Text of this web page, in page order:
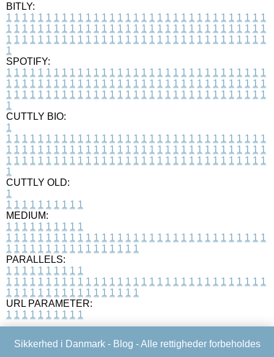
BITLY:
1 1 1 1 1 1 1 1 1 1 1 1 1 1 1 1 1 1 1 1 1 1 1 1 1 1 1 1 1 1 1 1 1
1 1 1 1 1 1 1 1 1 1 1 1 1 1 1 1 1 1 1 1 1 1 1 1 1 1 1 1 1 1 1 1 1
1 1 1 1 1 1 1 1 1 1 1 1 1 1 1 1 1 1 1 1 1 1 1 1 1 1 1 1 1 1 1 1 1
1
SPOTIFY:
1 1 1 1 1 1 1 1 1 1 1 1 1 1 1 1 1 1 1 1 1 1 1 1 1 1 1 1 1 1 1 1 1
1 1 1 1 1 1 1 1 1 1 1 1 1 1 1 1 1 1 1 1 1 1 1 1 1 1 1 1 1 1 1 1 1
1 1 1 1 1 1 1 1 1 1 1 1 1 1 1 1 1 1 1 1 1 1 1 1 1 1 1 1 1 1 1 1 1
1
CUTTLY BIO:
1
1 1 1 1 1 1 1 1 1 1 1 1 1 1 1 1 1 1 1 1 1 1 1 1 1 1 1 1 1 1 1 1 1
1 1 1 1 1 1 1 1 1 1 1 1 1 1 1 1 1 1 1 1 1 1 1 1 1 1 1 1 1 1 1 1 1
1 1 1 1 1 1 1 1 1 1 1 1 1 1 1 1 1 1 1 1 1 1 1 1 1 1 1 1 1 1 1 1 1
1
CUTTLY OLD:
1
1 1 1 1 1 1 1 1 1 1
MEDIUM:
1 1 1 1 1 1 1 1 1 1
1 1 1 1 1 1 1 1 1 1 1 1 1 1 1 1 1 1 1 1 1 1 1 1 1 1 1 1 1 1 1 1 1
1 1 1 1 1 1 1 1 1 1 1 1 1 1 1 1 1
PARALLELS:
1 1 1 1 1 1 1 1 1 1
1 1 1 1 1 1 1 1 1 1 1 1 1 1 1 1 1 1 1 1 1 1 1 1 1 1 1 1 1 1 1 1 1
1 1 1 1 1 1 1 1 1 1 1 1 1 1 1 1 1
URL PARAMETER:
1 1 1 1 1 1 1 1 1 1
Sikkerhed i Danmark - Blog - Alle rettigheder forbeholdes